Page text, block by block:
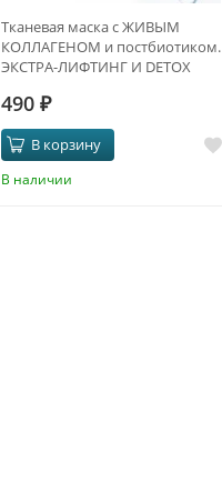
Тканевая маска с ЖИВЫМ
КОЛЛАГЕНОМ и постбиотиком.
ЭКСТРА-ЛИФТИНГ И DETOX
490 ₽
В корзину
В наличии